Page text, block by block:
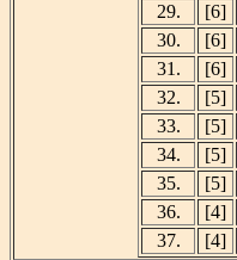
29.
[6]
30.
[6]
31.
[6]
32.
[5]
33.
[5]
34.
[5]
35.
[5]
36.
[4]
37.
[4]